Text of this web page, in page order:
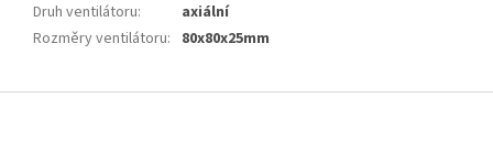
Druh ventilátoru:
axiální
Rozměry ventilátoru: 80x80x25mm